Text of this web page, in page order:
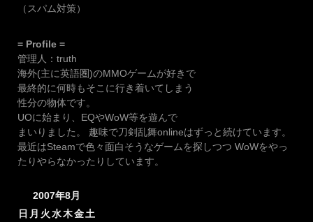
（スパム対策）
= Profile =
管理人：truth
海外(主に英語圏)のMMOゲームが好きで
最終的に何時もそこに行き着いてしまう
性分の物体です。
UOに始まり、EQやWoW等を遊んで
まいりました。 趣味で刀剣乱舞onlineはずっと続けています。
最近はSteamで色々面白そうなゲームを探しつつ WoWをやっ
たりやらなかったりしています。
2007年8月
日 月 火水木金土